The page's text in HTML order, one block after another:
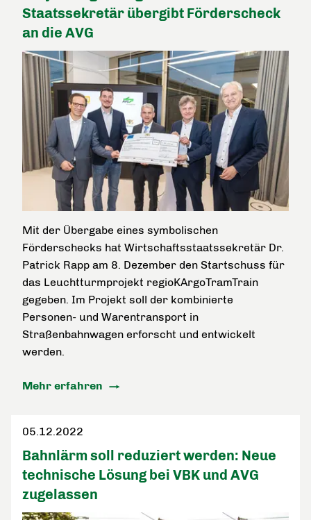
Staatssekretär übergibt Förderscheck
an die AVG
Mit der Übergabe eines symbolischen
Förderschecks hat Wirtschaftsstaatssekretär Dr.
Patrick Rapp am 8. Dezember den Startschuss für
das Leuchtturmprojekt regioKArgoTramTrain
gegeben. Im Projekt soll der kombinierte
Personen- und Warentransport in
Straßenbahnwagen erforscht und entwickelt
werden.
Mehr erfahren
05.12.2022
Bahnlärm soll reduziert werden: Neue
technische Lösung bei VBK und AVG
zugelassen